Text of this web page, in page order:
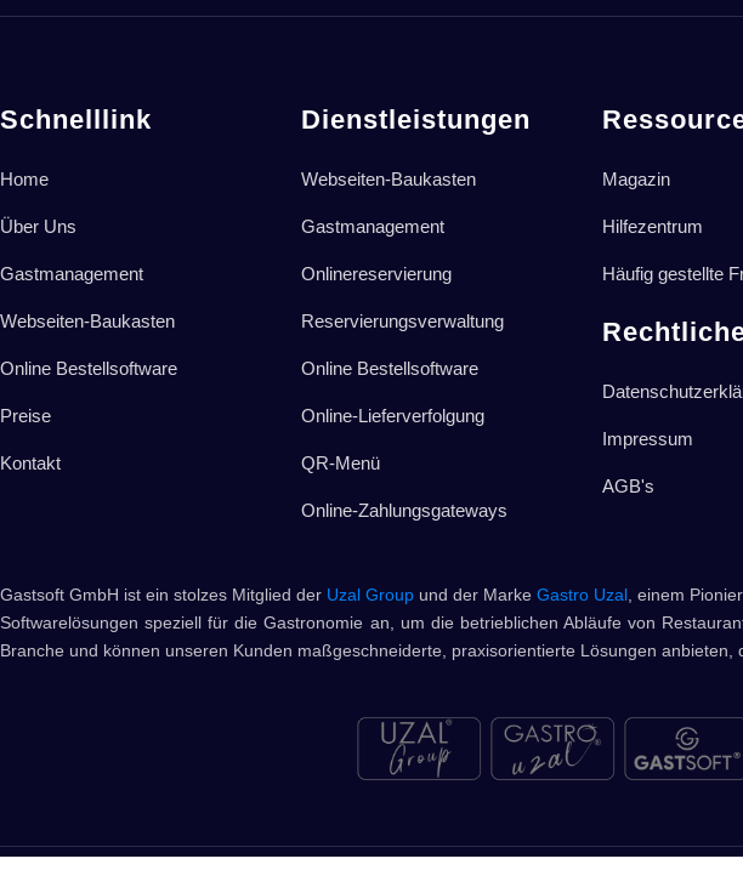
Schnelllink
Home
Über Uns
Gastmanagement
Webseiten-Baukasten
Online Bestellsoftware
Preise
Kontakt
Dienstleistungen
Webseiten-Baukasten
Gastmanagement
Onlinereservierung
Reservierungsverwaltung
Online Bestellsoftware
Online-Lieferverfolgung
QR-Menü
Online-Zahlungsgateways
Magazin
Hilfezentrum
Häufig gestellte
Impressum
AGB's
Gastsoft GmbH ist ein stolzes Mitglied der Uzal Group und der Marke Gastro Uzal , einem
Softwarelösungen speziell für die Gastronomie an, um die betrieblichen Abläufe von
Branche und können unseren Kunden maßgeschneiderte, praxisorientierte Lösungen